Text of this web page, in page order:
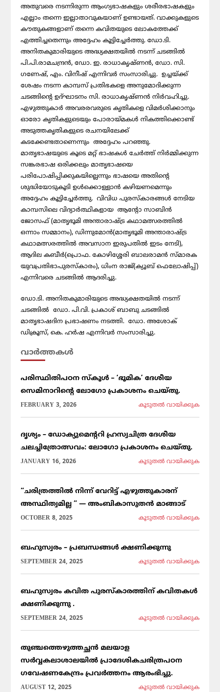
അതുവരെ നടന്നിരുന്ന ആംഗ്യഭാഷകളും ശരീരഭാഷകളും
എല്ലാം തന്നെ ഇല്ലാതാവുകയാണ് ഉണ്ടായത്. വാക്കുകളുടെ
കൗതുകങ്ങളാണ് തന്നെ കവിതയുടെ ലോകത്തേക്ക്
എത്തിച്ചതെന്നും അദ്ദേഹം കൂട്ടിച്ചേര്‍ത്തു. ഡോ.ടി.
അനിതകുമാരിയുടെ അദ്ധ്യക്ഷതയില്‍ നടന്ന് ചടങ്ങില്‍
പി.പി.രാമചന്ദ്രന്‍, ഡോ. ഇ. രാധാകൃഷ്ണന്‍, ഡോ. സി.
ഗണേഷ്, എം. വിനീഷ് എന്നിവര്‍ സംസാരിച്ചു. ഉച്ചയ്ക്ക്
ശേഷം നടന്ന കാമ്പസ് പ്രതിഭകളെ അനുമോദിക്കുന്ന
ചടങ്ങിന്റെ ഉദ്ഘാടനം സി. രാധാകൃഷ്ണന്‍ നിര്‍വഹിച്ചു.
എഴുത്തുകാര്‍ അവരരവരുടെ കൃതികളെ വിമര്‍ശിക്കാനും
ഓരോ കൃതികളുടെയും പോരായ്മകള്‍ നികത്തിക്കൊണ്ട്
അടുത്തകൃതികളുടെ രചനയിലേക്ക്
കടക്കേണ്ടതാണെന്നും അദ്ദേഹം പറഞ്ഞു.
മാതൃഭാഷയുടെ കൂടെ മറ്റ് ഭാഷകള്‍ ചേര്‍ത്ത് നിര്‍മ്മിക്കുന്ന
സങ്കരഭാഷ ഒരിക്കലും മാതൃഭാഷയെ
പരിപോഷിപ്പിക്കുകയില്ലെന്നും ഭാഷയെ അതിന്റെ
ശുദ്ധിയോടുകൂടി ഉള്‍ക്കൊള്ളാന്‍ കഴിയണമെന്നും
അദ്ദേഹം കൂട്ടിച്ചേര്‍ത്തു. വിവിധ പുരസ്‌കാരങ്ങള്‍ നേടിയ
കാമ്പസിലെ വിദ്യാര്‍ത്ഥികളായ ആന്റോ സാബിന്‍
ജോസഫ് (മാതൃഭൂമി അന്താരാഷ്ട്ര കഥാമത്സരത്തില്‍
ഒന്നാം സമ്മാനം), ഡിന്നുമോന്‍(മാതൃഭൂമി അന്താരാഷ്ട്ര
കഥാമത്സരത്തില്‍ അവസാന ഇരുപതില്‍ ഇടം നേടി),
ആദില കബീര്‍(പ്രൊഫ. കോഴിശ്ശേരി ബാലരാമന്‍ സ്മാരക
യുവപ്രതിഭാപുരസ്‌കാരം), ധിംന രാജ്(ക്യൂബ് ഫെലോഷിപ്പ്)
എന്നിവരെ ചടങ്ങില്‍ ആദരിച്ചു.
ഡോ.ടി. അനിതകുമാരിയുടെ അദ്ധ്യക്ഷതയില്‍ നടന്ന്
ചടങ്ങില്‍ ഡോ. പി.വി. പ്രകാശ് ബാബു ചടങ്ങില്‍
മാതൃഭാഷദിന പ്രഭാഷണം നടത്തി. ഡോ. അശോക്
ഡിക്രൂസ്, കെ. ഹര്‍ഷ എന്നിവര്‍ സംസാരിച്ചു.
വാര്‍ത്തകള്‍
പരിസ്ഥിതിപഠന സ്കൂൾ – ‘ഭൂമിക’ ദേശീയ
സെമിനാറിൻ്റെ ലോഗോ പ്രകാശനം ചെയ്തു.
FEBRUARY 3, 2026 കൂടുതല്‍ വായിക്കുക
ദൃശ്യം – ഡോക്യുമെന്ററി ഹ്രസ്വചിത്ര ദേശീയ
ചലച്ചിത്രോത്സവം: ലോഗോ പ്രകാശനം ചെയ്തു.
JANUARY 16, 2026 കൂടുതല്‍ വായിക്കുക
“ചരിത്രത്തിൽ നിന്ന് വേറിട്ട് എഴുത്തുകാരന്
അസ്ഥിത്വമില്ല ” — അംബികാസുതൻ മാങ്ങാട്
OCTOBER 8, 2025 കൂടുതല്‍ വായിക്കുക
ബഹുസ്വരം – പ്രബന്ധങ്ങൾ ക്ഷണിക്കുന്നു
SEPTEMBER 24, 2025 കൂടുതല്‍ വായിക്കുക
ബഹുസ്വരം കവിത പുരസ്കാരത്തിന് കവിതകൾ
ക്ഷണിക്കുന്നു .
SEPTEMBER 24, 2025 കൂടുതല്‍ വായിക്കുക
തുഞ്ചത്തെഴുത്തച്ഛൻ മലയാള
സർവ്വകലാശാലയിൽ പ്രാദേശികചരിത്രപഠന
ഗവേഷണകേന്ദ്രം പ്രവർത്തനം ആരംഭിച്ചു.
AUGUST 12, 2025 കൂടുതല്‍ വായിക്കുക